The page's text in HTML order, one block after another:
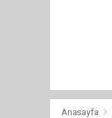
Anasayfa